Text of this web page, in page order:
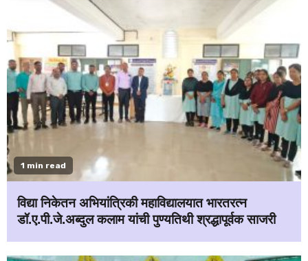
1 min read
विद्या निकेतन अभियांत्रिकी महाविद्यालयात भारतरत्न
डॉ.ए.पी.जे.अब्दुल कलाम यांची पुण्यतिथी श्रद्धापूर्वक साजरी